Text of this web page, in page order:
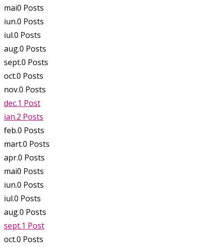
mai0 Posts
iun.0 Posts
iul.0 Posts
aug.0 Posts
sept.0 Posts
oct.0 Posts
nov.0 Posts
dec.1 Post
ian.2 Posts
feb.0 Posts
mart.0 Posts
apr.0 Posts
mai0 Posts
iun.0 Posts
iul.0 Posts
aug.0 Posts
sept.1 Post
oct.0 Posts